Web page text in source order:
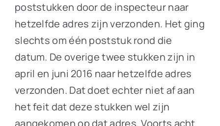
poststukken door de inspecteur naar
hetzelfde adres zijn verzonden. Het ging
slechts om één poststuk rond die
datum. De overige twee stukken zijn in
april en juni 2016 naar hetzelfde adres
verzonden. Dat doet echter niet af aan
het feit dat deze stukken wel zijn
aangekomen op dat adres. Voorts acht